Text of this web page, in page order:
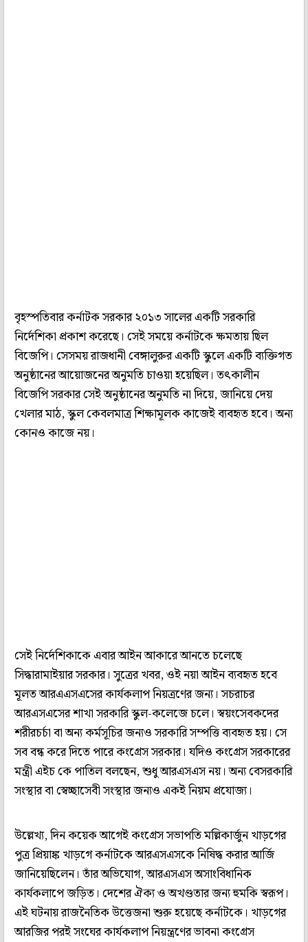
বৃহস্পতিবার কর্নাটক সরকার ২০১৩ সালের একটি সরকারি
নির্দেশিকা প্রকাশ করেছে। সেই সময়ে কর্নাটকে ক্ষমতায় ছিল
বিজেপি। সেসময় রাজধানী বেঙ্গালুরুর একটি স্কুলে একটি ব্যক্তিগত
অনুষ্ঠানের আয়োজনের অনুমতি চাওয়া হয়েছিল। তৎকালীন
বিজেপি সরকার সেই অনুষ্ঠানের অনুমতি না দিয়ে, জানিয়ে দেয়
খেলার মাঠ, স্কুল কেবলমাত্র শিক্ষামূলক কাজেই ব্যবহৃত হবে। অন্য
কোনও কাজে নয়।
সেই নির্দেশিকাকে এবার আইন আকারে আনতে চলেছে
সিদ্ধারামাইয়ার সরকার। সুত্রের খবর, ওই নয়া আইন ব্যবহৃত হবে
মূলত আরএএসএসের কার্যকলাপ নিয়ত্রণের জন্য। সচরাচর
আরএসএসের শাখা সরকারি স্কুল-কলেজে চলে। স্বয়ংসেবকদের
শরীরচর্চা বা অন্য কর্মসূচির জন্যও সরকারি সম্পত্তি ব্যবহৃত হয়। সে
সব বন্ধ করে দিতে পারে কংগ্রেস সরকার। যদিও কংগ্রেস সরকারের
মন্ত্রী এইচ কে পাতিল বলছেন, শুধু আরএসএস নয়। অন্য বেসরকারি
সংস্থার বা স্বেচ্ছাসেবী সংস্থার জন্যও একই নিয়ম প্রযোজ্য।
উল্লেখ্য, দিন কয়েক আগেই কংগ্রেস সভাপতি মল্লিকার্জুন খাড়গের
পুত্র প্রিয়াঙ্ক খাড়গে কর্নাটকে আরএসএসকে নিষিদ্ধ করার আর্জি
জানিয়েছিলেন। তাঁর অভিযোগ, আরএসএস অসাংবিধানিক
কার্যকলাপে জড়িত। দেশের ঐক্য ও অখণ্ডতার জন্য হুমকি স্বরূপ।
এই ঘটনায় রাজনৈতিক উত্তেজনা শুরু হয়েছে কর্নাটকে। খাড়গের
আরজির পরই সংঘের কার্যকলাপ নিয়ন্ত্রণের ভাবনা কংগ্রেস